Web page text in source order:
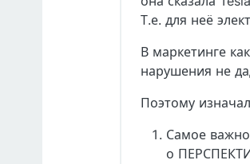
Т.е. для неё
В маркетинге
нарушения не
Поэтому
Самое
о